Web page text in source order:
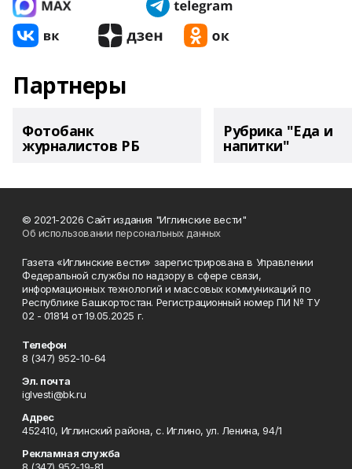
Партнеры
Фотобанк
журналистов РБ
Рубрика "Еда и
напитки"
© 2021-2026 Сайт издания "Иглинские вести"
Об использовании персональных данных
Газета «Иглинские вести» зарегистрирована в Управлении
Федеральной службы по надзору в сфере связи,
информационных технологий и массовых коммуникаций по
Республике Башкортостан. Регистрационный номер ПИ № ТУ
02 - 01814 от 19.05.2025 г.
Телефон
8 (347) 952-10-64
Эл. почта
iglvesti@bk.ru
Адрес
452410, Иглинский района, с. Иглино, ул. Ленина, 94/1
Рекламная служба